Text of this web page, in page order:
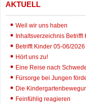
AKTUELL
Weil wir uns haben
Inhaltsverzeichnis
Betrifft Kinder 05-06/
Hört uns zu!
Eine Reise nach
Fürsorge bei Jungen
Die
Feinfühlig reagieren